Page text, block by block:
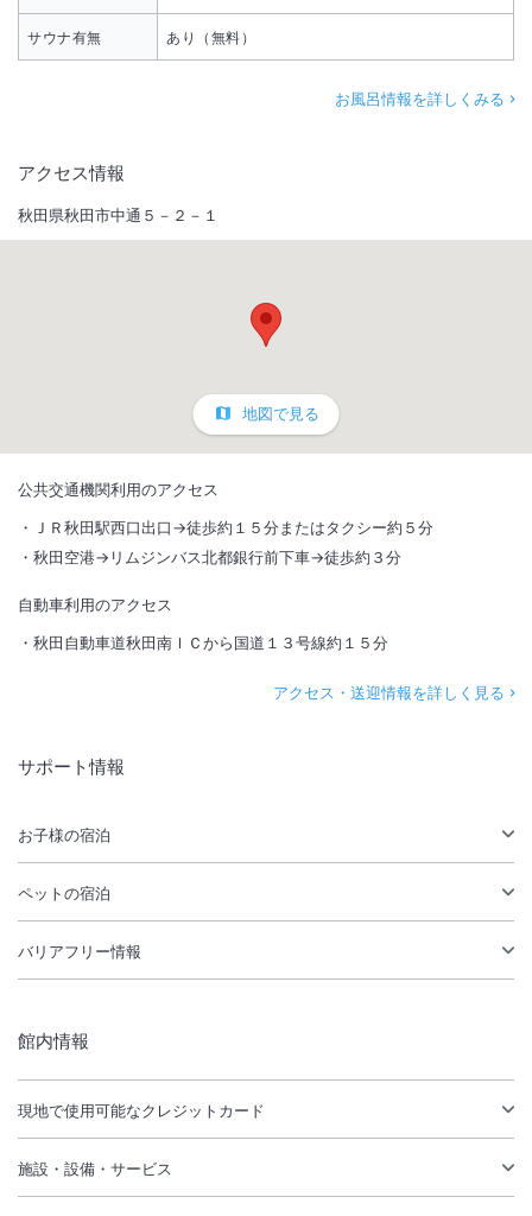
サウナ有無 あり（無料）
お風呂情報を詳しくみる
アクセス情報
秋田県秋田市中通５－２－１
地図で見る
公共交通機関利用のアクセス
ＪＲ秋田駅西口出口→徒歩約１５分またはタクシー約５分
秋田空港→リムジンバス北都銀行前下車→徒歩約３分
自動車利用のアクセス
秋田自動車道秋田南ＩＣから国道１３号線約１５分
アクセス・送迎情報を詳しく見る
サポート情報
お子様の宿泊
ペットの宿泊
バリアフリー情報
館内情報
現地で使用可能なクレジットカード
施設・設備・サービス